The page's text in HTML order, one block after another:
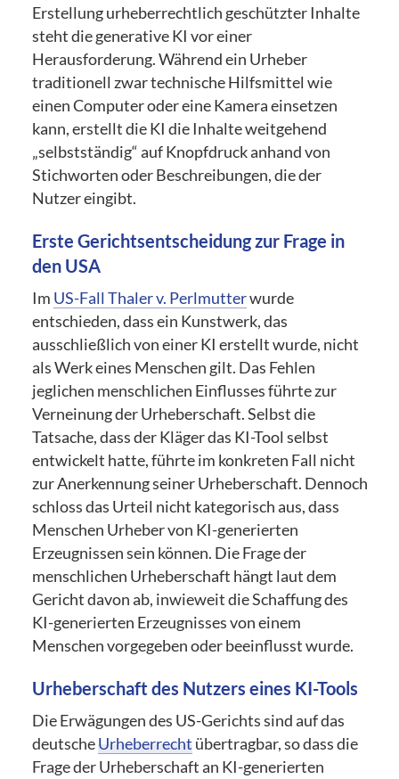
Erstellung urheberrechtlich geschützter Inhalte
steht die generative KI vor einer
Herausforderung. Während ein Urheber
traditionell zwar technische Hilfsmittel wie
einen Computer oder eine Kamera einsetzen
kann, erstellt die KI die Inhalte weitgehend
„selbstständig“ auf Knopfdruck anhand von
Stichworten oder Beschreibungen, die der
Nutzer eingibt.
Erste Gerichtsentscheidung zur Frage in
den USA
Im US-Fall Thaler v. Perlmutterwurde
entschieden, dass ein Kunstwerk, das
ausschließlich von einer KI erstellt wurde, nicht
als Werk eines Menschen gilt. Das Fehlen
jeglichen menschlichen Einflusses führte zur
Verneinung der Urheberschaft. Selbst die
Tatsache, dass der Kläger das KI-Tool selbst
entwickelt hatte, führte im konkreten Fall nicht
zur Anerkennung seiner Urheberschaft. Dennoch
schloss das Urteil nicht kategorisch aus, dass
Menschen Urheber von KI-generierten
Erzeugnissen sein können. Die Frage der
menschlichen Urheberschaft hängt laut dem
Gericht davon ab, inwieweit die Schaffung des
KI-generierten Erzeugnisses von einem
Menschen vorgegeben oder beeinflusst wurde.
Urheberschaft des Nutzers eines KI-Tools
Die Erwägungen des US-Gerichts sind auf das
deutscheUrheberrechtübertragbar, so dass die
Frage der Urheberschaft an KI-generierten